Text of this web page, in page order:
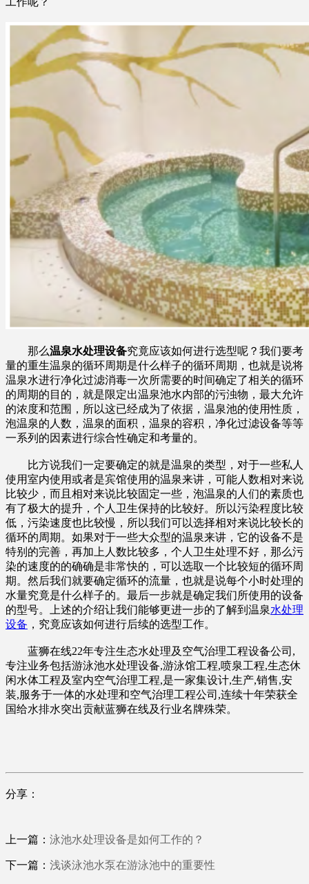
那么温泉水处理设备究竟应该如何进行选型呢？我们要考
量的重生温泉的循环周期是什么样子的循环周期，也就是说将
温泉水进行净化过滤消毒一次所需要的时间确定了相关的循环
的周期的目的，就是限定出温泉池水内部的污浊物，最大允许
的浓度和范围，所以这已经成为了依据，温泉池的使用性质，
泡温泉的人数，温泉的面积，温泉的容积，净化过滤设备等等
一系列的因素进行综合性确定和考量的。
比方说我们一定要确定的就是温泉的类型，对于一些私人
使用室内使用或者是宾馆使用的温泉来讲，可能人数相对来说
比较少，而且相对来说比较固定一些，泡温泉的人们的素质也
有了极大的提升，个人卫生保持的比较好。所以污染程度比较
低，污染速度也比较慢，所以我们可以选择相对来说比较长的
循环的周期。如果对于一些大众型的温泉来讲，它的设备不是
特别的完善，再加上人数比较多，个人卫生处理不好，那么污
染的速度的的确确是非常快的，可以选取一个比较短的循环周
期。然后我们就要确定循环的流量，也就是说每个小时处理的
水量究竟是什么样子的。最后一步就是确定我们所使用的设备
的型号。上述的介绍让我们能够更进一步的了解到温泉水处理
设备 ，究竟应该如何进行后续的选型工作。
蓝狮在线22年专注生态水处理及空气治理工程设备公司,
专注业务包括游泳池水处理设备,游泳馆工程,喷泉工程,生态休
闲水体工程及室内空气治理工程,是一家集设计,生产,销售,安
装,服务于一体的水处理和空气治理工程公司,连续十年荣获全
国给水排水突出贡献蓝狮在线及行业名牌殊荣。
分享：
上一篇： 泳池水处理设备是如何工作的？
下一篇： 浅谈泳池水泵在游泳池中的重要性